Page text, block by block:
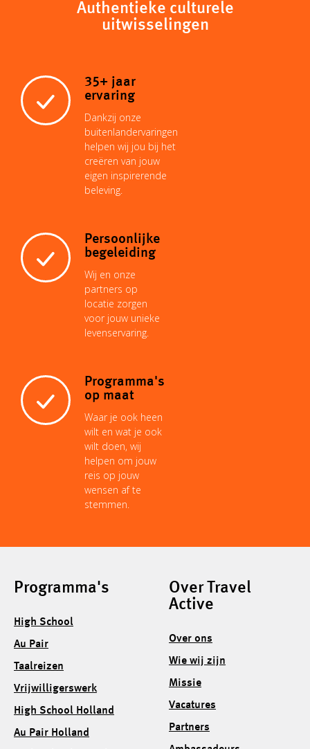
n
s
p
p
l b
Authentieke culturele
uitwisselingen
35+ jaar
ervaring
Dankzij onze
buitenlandervaringen
helpen wij jou bij het
creëren van jouw
eigen inspirerende
beleving.
Persoonlijke
begeleiding
Wij en onze
partners op
locatie zorgen
voor jouw unieke
levenservaring.
Programma's
op maat
Waar je ook heen
wilt en wat je ook
wilt doen, wij
helpen om jouw
reis op jouw
wensen af te
stemmen.
Programma's
High School
Au Pair
Taalreizen
Vrijwilligerswerk
High School Holland
Au Pair Holland
Over Travel
Active
Over ons
Wie wij zijn
Missie
Vacatures
Partners